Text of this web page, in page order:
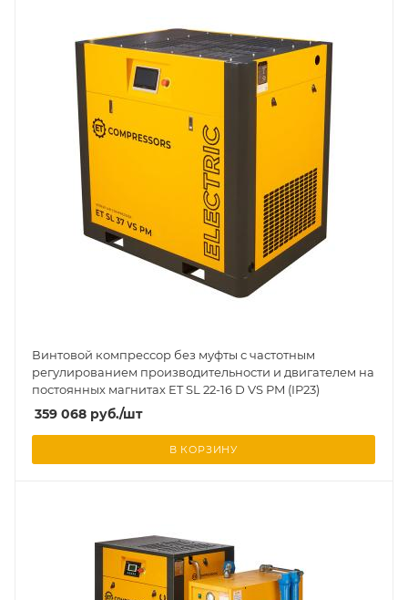
Винтовой компрессор без муфты с частотным
регулированием производительности и двигателем на
постоянных магнитах ET SL 22-16 D VS PM (IP23)
359 068 руб./шт
В КОРЗИНУ